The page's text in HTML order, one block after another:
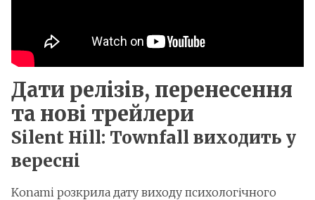
Дати релізів, перенесення
та нові трейлери
Silent Hill: Townfall виходить у
вересні
Konami розкрила дату виходу психологічного